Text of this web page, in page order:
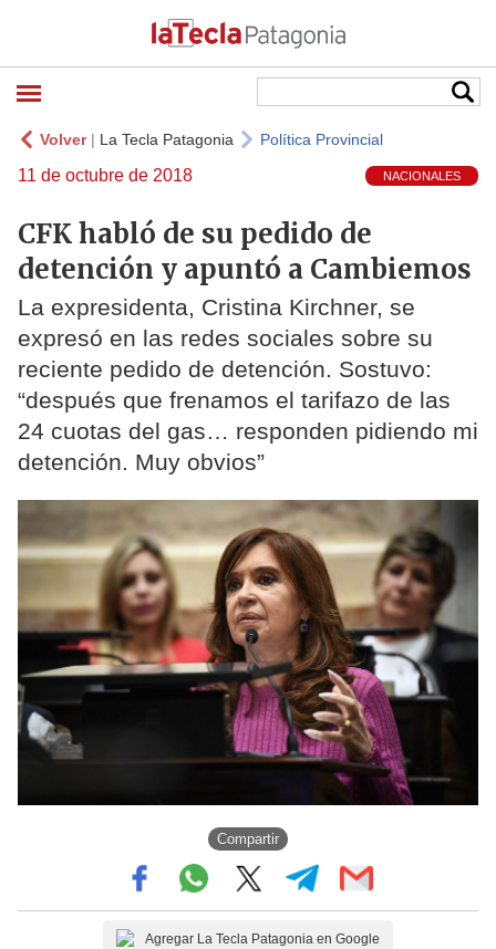
Volver| La Tecla Patagonia Política Provincial
11 de octubre de 2018 NACIONALES
CFK habló de su pedido de
detención y apuntó a Cambiemos
La expresidenta, Cristina Kirchner, se
expresó en las redes sociales sobre su
reciente pedido de detención. Sostuvo:
“después que frenamos el tarifazo de las
24 cuotas del gas… responden pidiendo mi
detención. Muy obvios”
Compartir
Agregar La Tecla Patagonia en Google